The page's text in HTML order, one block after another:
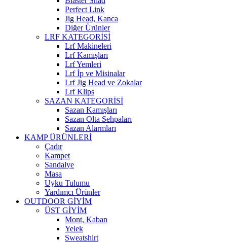
Perfect Link
Jig Head, Kanca
Diğer Ürünler
LRF KATEGORİSİ
Lrf Makineleri
Lrf Kamışları
Lrf Yemleri
Lrf İp ve Misinalar
Lrf Jig Head ve Zokalar
Lrf Klips
SAZAN KATEGORİSİ
Sazan Kamışları
Sazan Olta Sehpaları
Sazan Alarmları
KAMP ÜRÜNLERİ
Çadır
Kampet
Sandalye
Masa
Uyku Tulumu
Yardımcı Ürünler
OUTDOOR GİYİM
ÜST GİYİM
Mont, Kaban
Yelek
Sweatshirt